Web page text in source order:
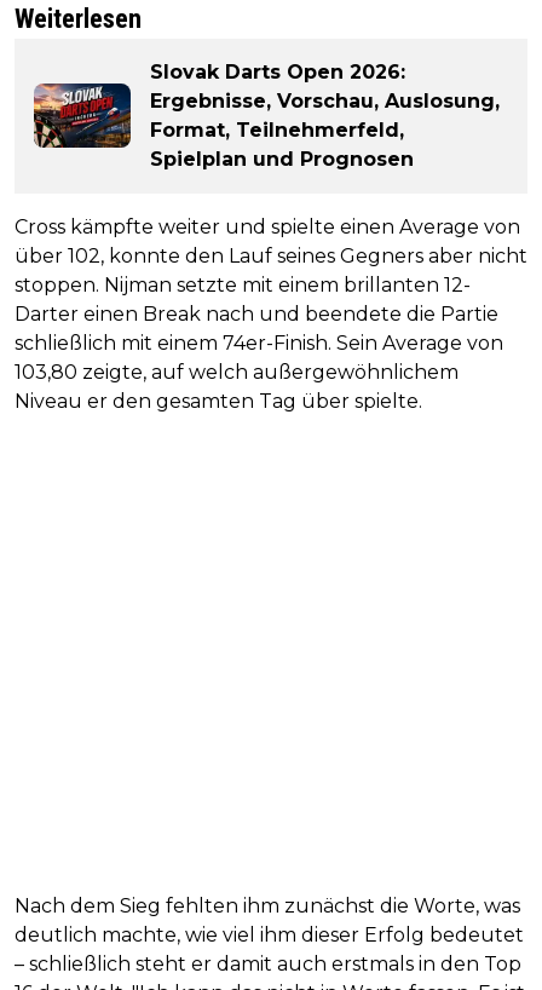
Weiterlesen
Slovak Darts Open 2026:
Ergebnisse, Vorschau, Auslosung,
Format, Teilnehmerfeld,
Spielplan und Prognosen
Cross kämpfte weiter und spielte einen Average von
über 102, konnte den Lauf seines Gegners aber nicht
stoppen. Nijman setzte mit einem brillanten 12-
Darter einen Break nach und beendete die Partie
schließlich mit einem 74er-Finish. Sein Average von
103,80 zeigte, auf welch außergewöhnlichem
Niveau er den gesamten Tag über spielte.
Nach dem Sieg fehlten ihm zunächst die Worte, was
deutlich machte, wie viel ihm dieser Erfolg bedeutet
– schließlich steht er damit auch erstmals in den Top